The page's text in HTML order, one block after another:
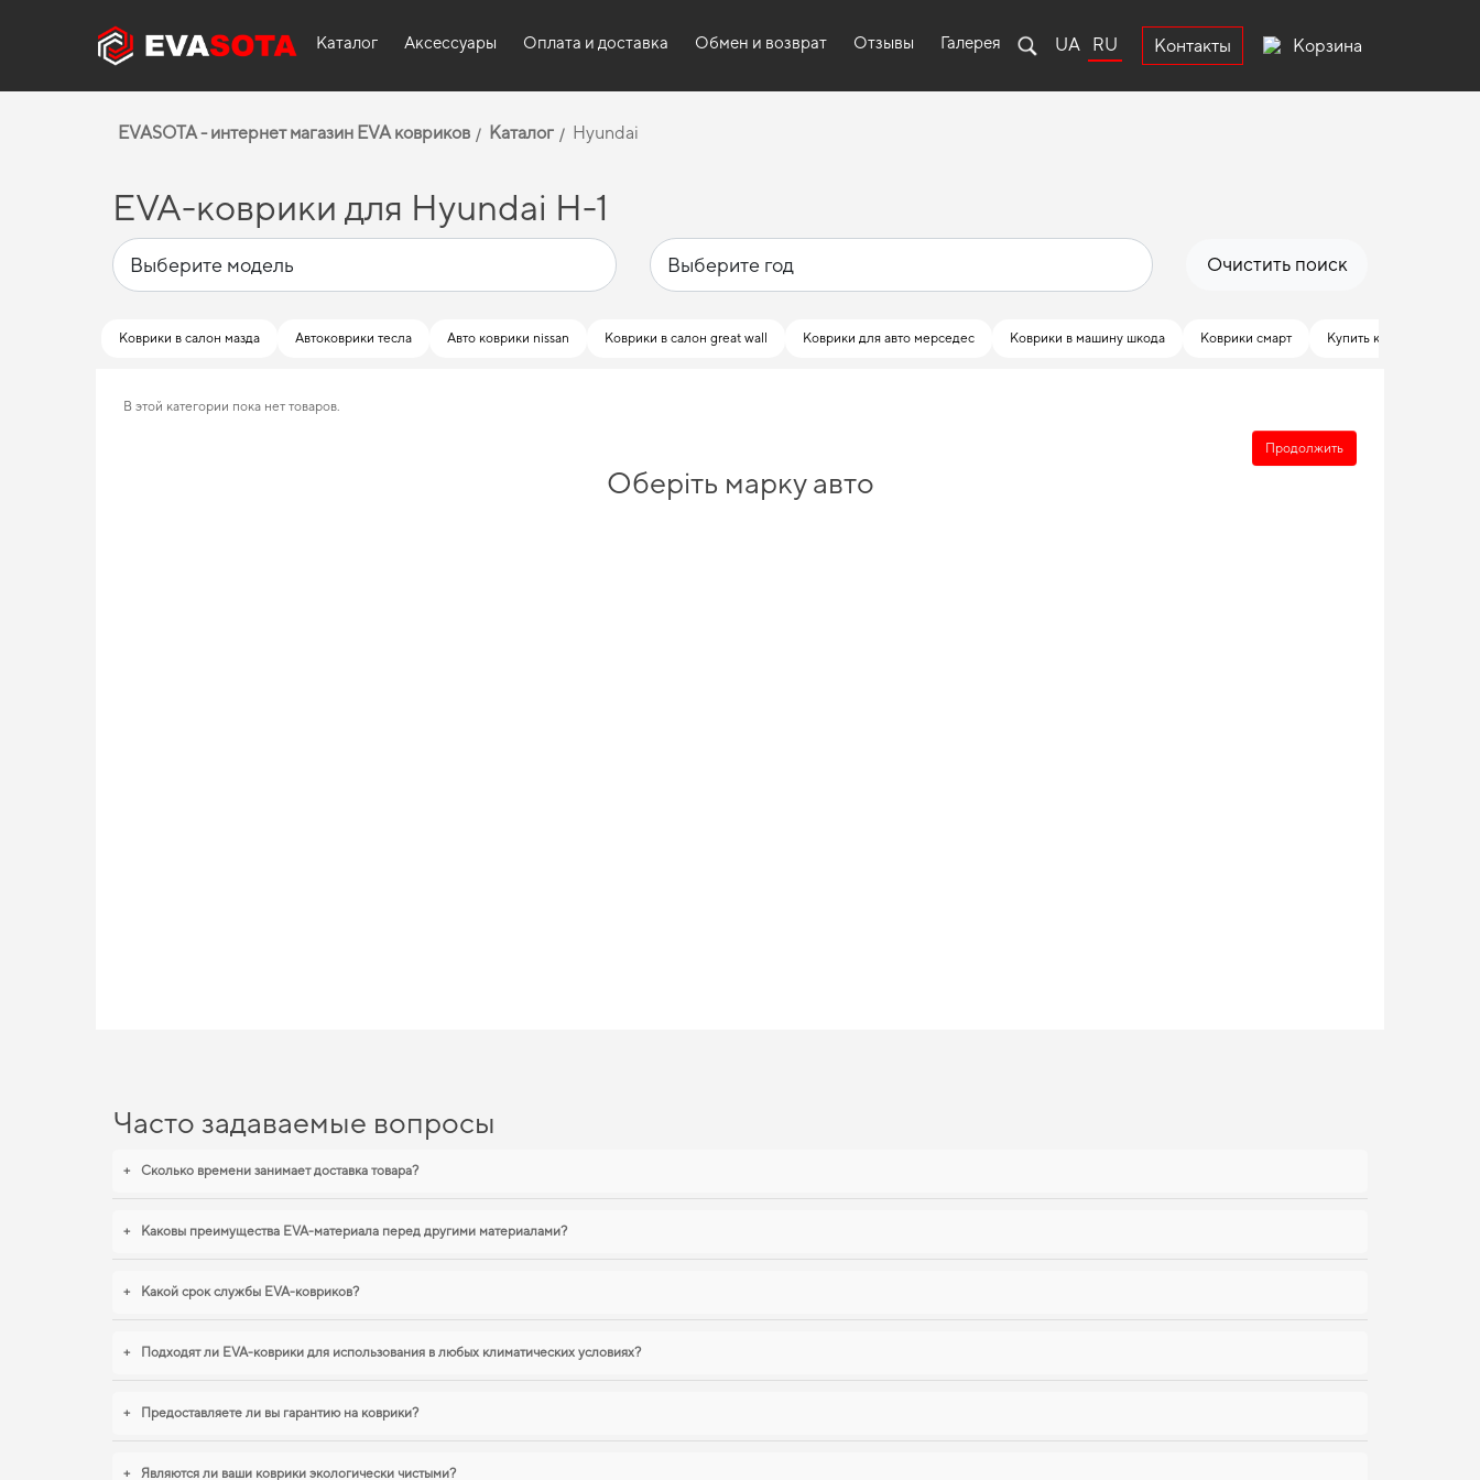
Каталог Аксессуары Оплата и доставка Обмен и возврат Отзывы Галерея UA RU Контакты Корзина
EVASOTA - интернет магазин EVA ковриков Каталог Hyundai
EVA-коврики для Hyundai H-1
Очистить поиск
Коврики в салон мазда Автоковрики тесла Авто коврики nissan Коврики в салон great wall Коврики для авто мерседес Коврики в машину шкода Коврики смарт Купить коврики в ауди
В этой категории пока нет товаров.
Продолжить
Часто задаваемые вопросы
+ Сколько времени занимает доставка товара?
+ Каковы преимущества EVA-материала перед другими материалами?
+ Какой срок службы EVA-ковриков?
+ Подходят ли EVA-коврики для использования в любых климатических условиях?
+ Предоставляете ли вы гарантию на коврики?
+ Являются ли ваши коврики экологически чистыми?